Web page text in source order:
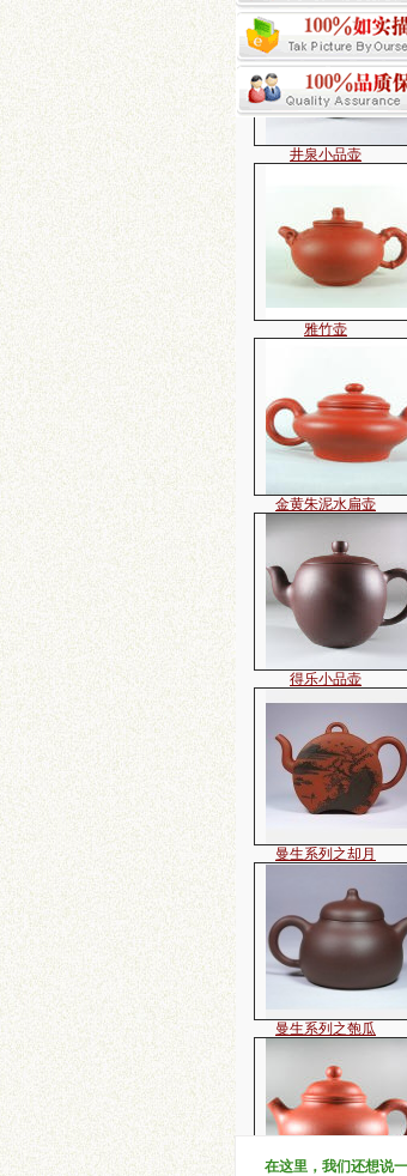
井泉小品壶
雅竹壶
金黄朱泥水扁壶
得乐小品壶
曼生系列之却月
曼生系列之匏瓜
在这里，我们还想说